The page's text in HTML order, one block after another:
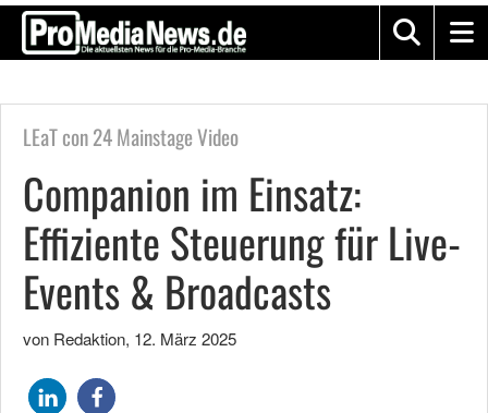
LEaT con 24 Mainstage Video
Companion im Einsatz:
Effiziente Steuerung für Live-
Events & Broadcasts
von Redaktion, 12. März 2025